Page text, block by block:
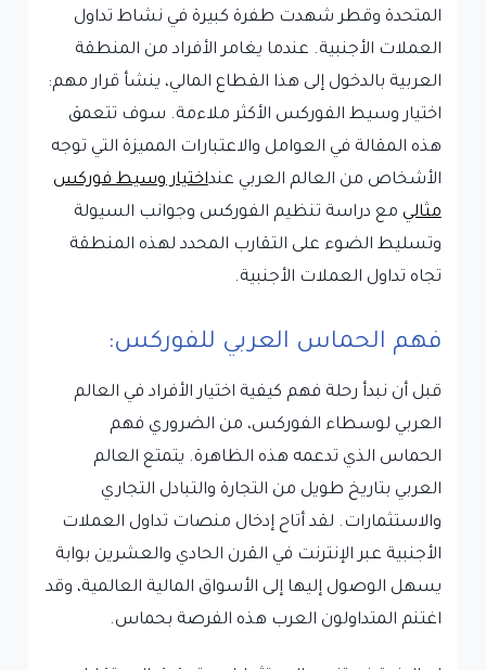
المتحدة وقطر شهدت طفرة كبيرة في نشاط تداول
العملات الأجنبية. عندما يغامر الأفراد من المنطقة
العربية بالدخول إلى هذا القطاع المالي، ينشأ قرار مهم:
اختيار وسيط الفوركس الأكثر ملاءمة. سوف تتعمق
هذه المقالة في العوامل والاعتبارات المميزة التي توجه
الأشخاص من العالم العربي عنداختيار وسيط فوركس
مثاليمع دراسة تنظيم الفوركس وجوانب السيولة
وتسليط الضوء على التقارب المحدد لهذه المنطقة
تجاه تداول العملات الأجنبية.
فهم الحماس العربي للفوركس:
قبل أن نبدأ رحلة فهم كيفية اختيار الأفراد في العالم
العربي لوسطاء الفوركس، من الضروري فهم
الحماس الذي تدعمه هذه الظاهرة. يتمتع العالم
العربي بتاريخ طويل من التجارة والتبادل التجاري
والاستثمارات. لقد أتاح إدخال منصات تداول العملات
الأجنبية عبر الإنترنت في القرن الحادي والعشرين بوابة
يسهل الوصول إليها إلى الأسواق المالية العالمية، وقد
اغتنم المتداولون العرب هذه الفرصة بحماس.